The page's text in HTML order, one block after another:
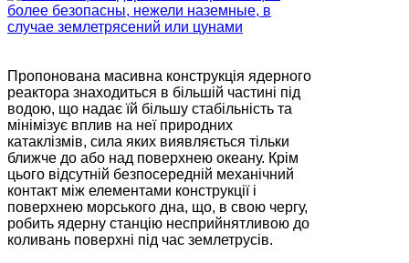
Пропонована масивна конструкція ядерного
реактора знаходиться в більшій частині під
водою, що надає їй більшу стабільність та
мінімізує вплив на неї природних
катаклізмів, сила яких виявляється тільки
ближче до або над поверхнею океану. Крім
цього відсутній безпосередній механічний
контакт між елементами конструкції і
поверхнею морського дна, що, в свою чергу,
робить ядерну станцію несприйнятливою до
коливань поверхні під час землетрусів.